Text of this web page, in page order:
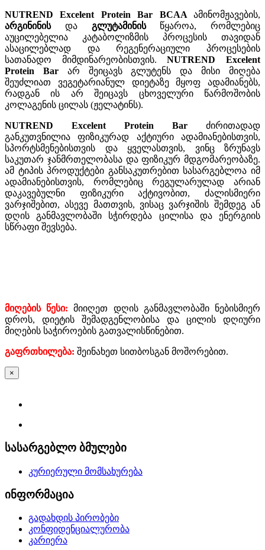
NUTREND Excelent Protein Bar BCAAამინომჟავების,
არგინინის და გლუტამინის წყაროა, რომლებიც
აუცილებელია კატაბოლიზმის პროცესის თავიდან
ასაცილებლად და რეგენერაციული პროცესების
სათანადო მიმდინარეობისთვის.NUTREND Excelent
Protein Barარ შეიცავს გლუტენს და მისი მიღება
შეუძლიათ ვეგეტარიანულ დიეტაზე მყოფ ადამიანებს,
რადგან ის არ შეიცავს ცხოველური წარმოშობის
კოლაგენის ცილას (ჟელატინს).
NUTREND Excelent Protein Bar ძირითადად
განკუთვნილია ფიზიკურად აქტიური ადამიანებისთვის,
სპორტსმენებისთვის და ყველასთვის, ვინც ზრუნავს
საკუთარ ჯანმრთელობასა და ფიზიკურ მდგომარეობაზე.
ამ ტიპის პროდუქტები განსაკუთრებით სასარგებლოა იმ
ადამიანებისთვის, რომლებიც რეგულარულად არიან
დაკავებულნი ფიზიკური აქტივობით, ძალისმიერი
ვარჯიშებით, ასევე მათთვის, ვისაც ვარჯიშის შემდეგ ან
დღის განმავლობაში სჭირდება ცილისა და ენერგიის
სწრაფი შევსება.
მიღების წესი:
მიიღეთ დღის განმავლობაში ნებისმიერ
დროს, დიეტის შემადგენლობისა და ცილის დღიური
მიღების საჭიროების გათვალისწინებით.
გაფრთხილება: შეინახეთ სითბოსგან მოშორებით.
×
სასარგებლო ბმულები
კურიერული მომსახურება
ინფორმაცია
გადახდის პირობები
კონფიდენციალურობა
კარიერა